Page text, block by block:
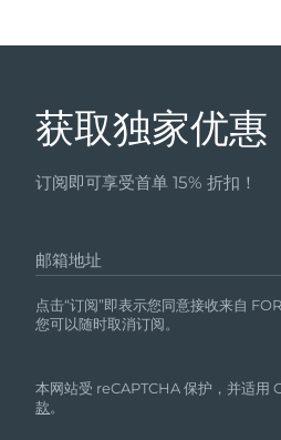
获取独家优惠
订阅即可享受首单 15% 折扣！
邮箱地址
点击“订阅”即表示您同意接收来自
您可以随时取消订阅。
本网站受 reCAPTCHA 保护，并适用
款。